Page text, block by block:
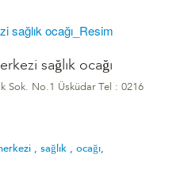
sağlık ocağı
Sok. No.1 Üsküdar Tel : 0216
, sağlık , ocağı,